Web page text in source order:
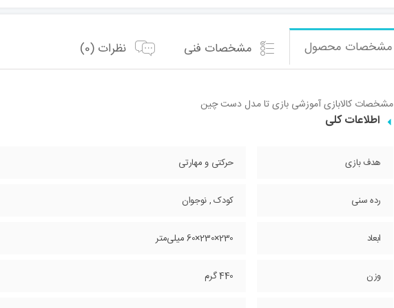
مشخصات محصول مشخصات فنی نظرات (0)
مشخصات کالابازی آموزشی بازی تا مدل دست چین
اطلاعات کلی
هدف بازی حرکتی و مهارتی
رده سنی کودک , نوجوان
ابعاد 230×230×60 میلی‌متر
وزن 440 گرم